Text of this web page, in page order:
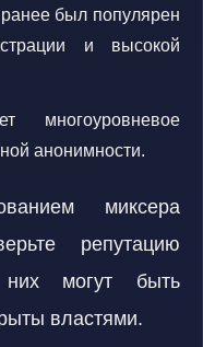
был популярен
и высокой
многоуровневое
анонимности.
миксера
репутацию
могут быть
властями.